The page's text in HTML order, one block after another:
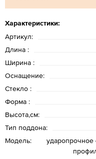
Характеристики:
Артикул:
Длина :
Ширина :
Оснащение:
Стекло :
Форма :
Высота,см:
Тип поддона:
Модель:
ударопрочное